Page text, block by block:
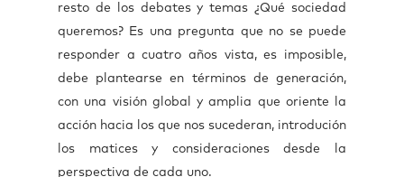
resto de los debates y temas ¿Qué sociedad
queremos? Es una pregunta que no se puede
responder a cuatro años vista, es imposible,
debe plantearse en términos de generación,
con una visión global y amplia que oriente la
acción hacia los que nos sucederan, introdución
los matices y consideraciones desde la
perspectiva de cada uno.